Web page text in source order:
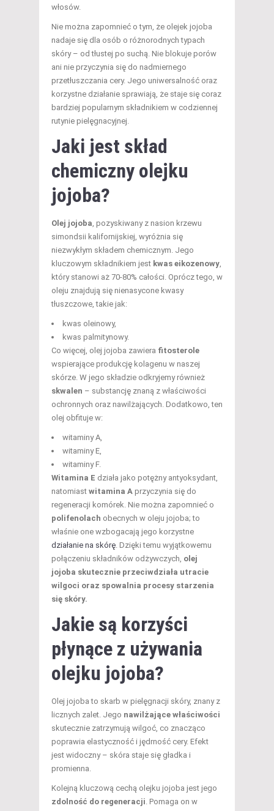
włosów.
Nie można zapomnieć o tym, że olejek jojoba
nadaje się dla osób o różnorodnych typach
skóry – od tłustej po suchą. Nie blokuje porów
ani nie przyczynia się do nadmiernego
przetłuszczania cery. Jego uniwersalność oraz
korzystne działanie sprawiają, że staje się coraz
bardziej popularnym składnikiem w codziennej
rutynie pielęgnacyjnej.
Jaki jest skład
chemiczny olejku
jojoba?
Olej jojoba , pozyskiwany z nasion krzewu
simondsii kalifornijskiej, wyróżnia się
niezwykłym składem chemicznym. Jego
kluczowym składnikiem jest kwas eikozenowy
który stanowi aż 70-80% całości. Oprócz tego, w
oleju znajdują się nienasycone kwasy
tłuszczowe, takie jak:
kwas oleinowy,
kwas palmitynowy.
Co więcej, olej jojoba zawiera fitosterole
wspierające produkcję kolagenu w naszej
skórze. W jego składzie odkryjemy również
skwalen – substancję znaną z właściwości
ochronnych oraz nawilżających. Dodatkowo, ten
olej obfituje w:
witaminy A,
witaminy E,
witaminy F.
Witamina E działa jako potężny antyoksydant,
natomiast witamina A przyczynia się do
regeneracji komórek. Nie można zapomnieć o
polifenolach obecnych w oleju jojoba; to
właśnie one wzbogacają jego korzystne
działanie na skórę . Dzięki temu wyjątkowemu
połączeniu składników odżywczych, olej
jojoba skutecznie przeciwdziała utracie
wilgoci oraz spowalnia procesy starzenia
się skóry.
Jakie są korzyści
płynące z używania
olejku jojoba?
Olej jojoba to skarb w pielęgnacji skóry, znany z
licznych zalet. Jego nawilżające właściwości
skutecznie zatrzymują wilgoć, co znacząco
poprawia elastyczność i jędrność cery. Efekt
jest widoczny – skóra staje się gładka i
promienna.
Kolejną kluczową cechą olejku jojoba jest jego
zdolność do regeneracji . Pomaga on w